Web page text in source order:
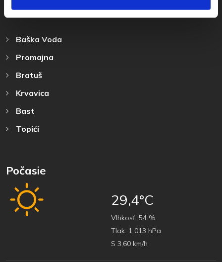
Destinácia
Baška Voda
Promajna
Bratuš
Krvavica
Bast
Topići
Počasie
29,4°C
Vlhkosť: 54 %
Tlak: 1 013 hPa
S 3,60 km/h